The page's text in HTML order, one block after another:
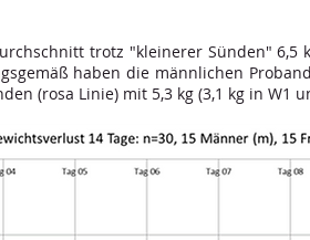
trotz "kleinerer Sünden" 6,5
haben die männlichen
(rosa Linie) mit 5,3 kg (3,1 kg in W1